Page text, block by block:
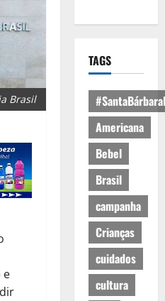
Brasil
e
TAGS
Americana
Bebel
Brasil
campanha
Crianças
cuidados
cultura